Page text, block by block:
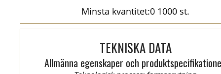
Minsta kvantitet:0 1000 st.
TEKNISKA DATA
Allmänna egenskaper och